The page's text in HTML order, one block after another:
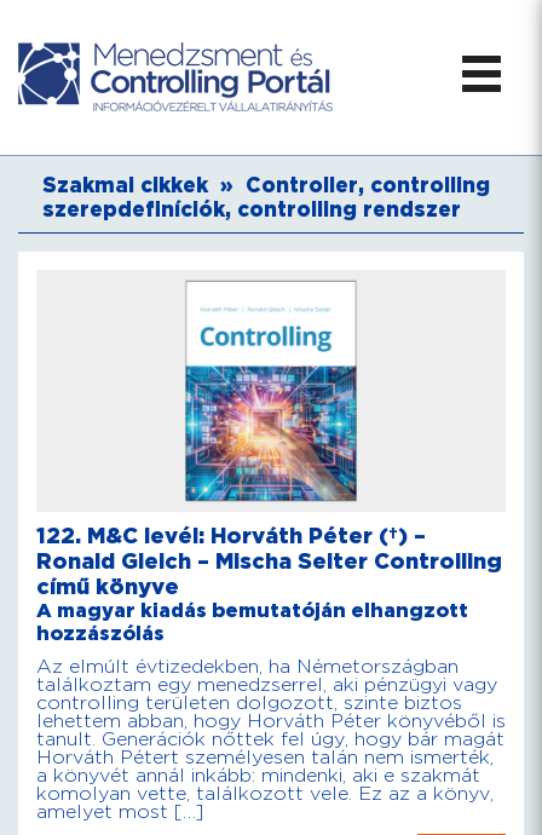
Szakmai cikkek » Controller, controlling
szerepdefiníciók, controlling rendszer
122. M&C levél: Horváth Péter (†) –
Ronald Gleich – Mischa Seiter Controlling
című könyve
A magyar kiadás bemutatóján elhangzott
hozzászólás
Az elmúlt évtizedekben, ha Németországban
találkoztam egy menedzserrel, aki pénzügyi vagy
controlling területen dolgozott, szinte biztos
lehettem abban, hogy Horváth Péter könyvéből is
tanult. Generációk nőttek fel úgy, hogy bár magát
Horváth Pétert személyesen talán nem ismerték,
a könyvét annál inkább: mindenki, aki e szakmát
komolyan vette, találkozott vele. Ez az a könyv,
amelyet most […]